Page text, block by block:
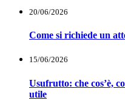
20/06/2026
Come si richiede un
15/06/2026
Usufrutto: che cos’è,
utile